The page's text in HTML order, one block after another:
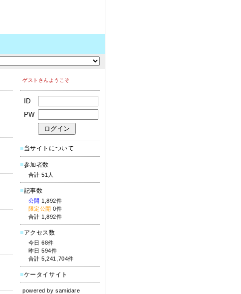
ゲストさんようこそ
ID
PW
■当サイトについて
■参加者数
合計 51人
■記事数
公開 1,892件
限定公開 0件
合計 1,892件
■アクセス数
今日 68件
昨日 594件
合計 5,241,704件
■ケータイサイト
powered bysamidare